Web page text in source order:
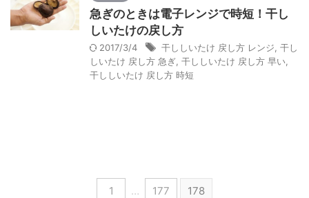
急ぎのときは電子レンジで時短！干し
しいたけの戻し方
2017/3/4 干ししいたけ 戻し方 レンジ 干し
しいたけ 戻し方 急ぎ 干ししいたけ 戻し方 早い
干ししいたけ 戻し方 時短
1 … 177 178